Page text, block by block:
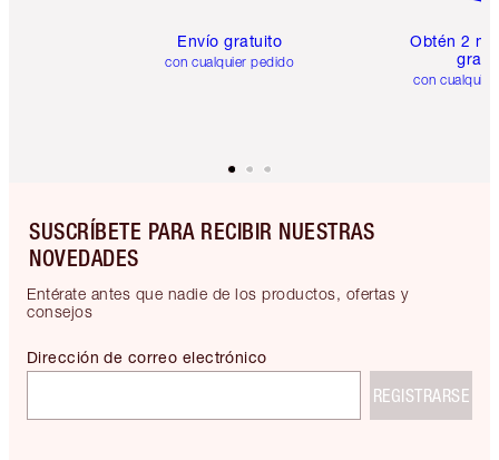
Envío gratuito
con cualquier pedido
Obtén 2
gratis
con
SUSCRÍBETE PARA RECIBIR NUESTRAS
NOVEDADES
Entérate antes que nadie de los productos, ofertas y
consejos
Dirección de correo electrónico
REGISTRARSE